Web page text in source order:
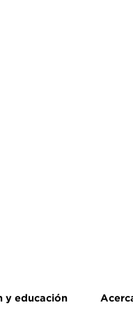
y educación